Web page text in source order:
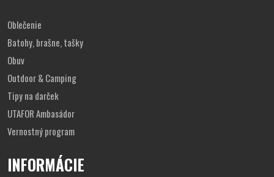
Oblečenie
Batohy, brašne, tašky
Obuv
Outdoor & Camping
Tipy na darček
UTAFOR Ambasádor
Vernostný program
INFORMÁCIE